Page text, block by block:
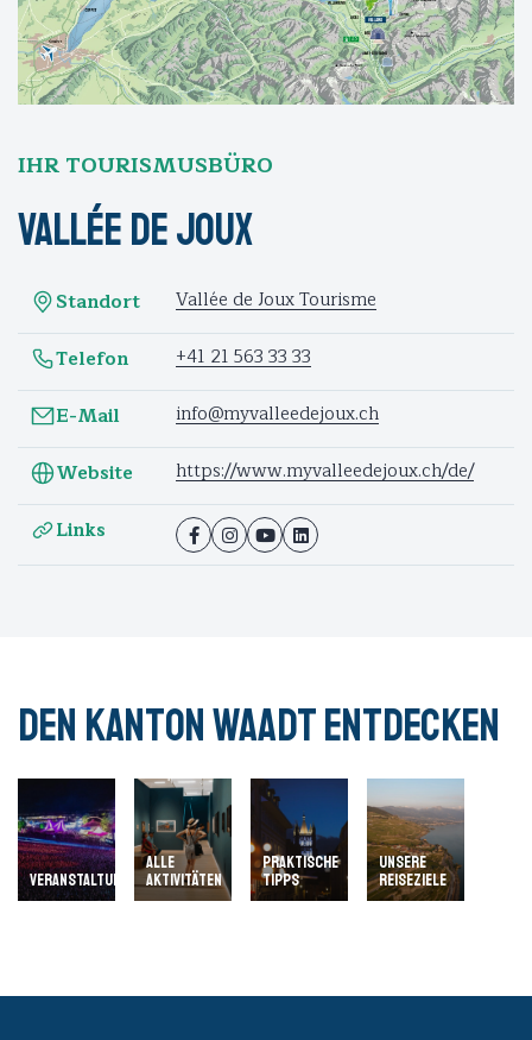
IHR TOURISMUSBÜRO
Vallée de Joux
Standort
Vallée de Joux Tourisme
Telefon
+41 21 563 33 33
E-Mail
info@myvalleedejoux.ch
Website
https://www.myvalleedejoux.ch/de/
Links
Den Kanton Waadt entdecken
VERANSTALTUNGEN
ALLE
AKTIVITÄTEN
PRAKTISCHE
TIPPS
UNSERE
REISEZIELE